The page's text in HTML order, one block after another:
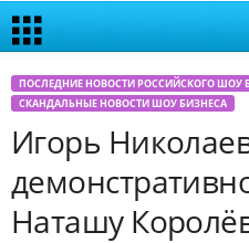
ПОСЛЕДНИЕ НОВОСТИ РОССИЙСКОГО ШОУ
СКАНДАЛЬНЫЕ НОВОСТИ ШОУ БИЗНЕСА
Игорь
Наташу